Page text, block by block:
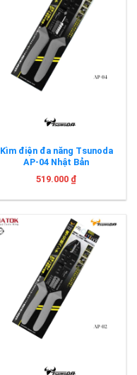
Kìm điện đa năng Tsunoda
AP-04 Nhật Bản
519.000 ₫